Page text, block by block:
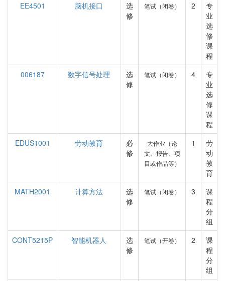
EE4501
脑机接口
选
修
笔试（闭卷） 2
专
业
选
修
课
程
006187
数字信号处理
选
修
笔试（闭卷） 4
专
业
选
修
课
程
EDUS1001
劳动教育
必
修
大作业（论
文、报告、项
目或作品等）
1
劳
动
教
育
MATH2001
计算方法
选
修
笔试（闭卷） 3
课
程
分
组
CONT5215P
智能机器人
选
修
笔试（开卷） 2
课
程
分
组